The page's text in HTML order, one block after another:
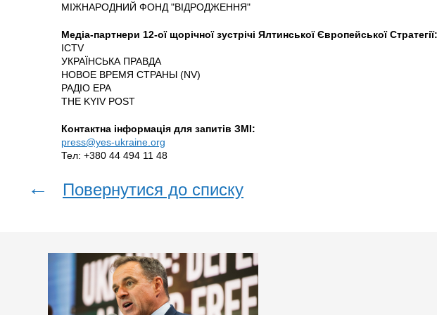
МІЖНАРОДНИЙ ФОНД "ВІДРОДЖЕННЯ"
Медіа-партнери 12-ої щорічної зустрічі Ялтинської Європейської Стратегії:
ICTV
УКРАЇНСЬКА ПРАВДА
НОВОЕ ВРЕМЯ СТРАНЫ (NV)
РАДІО ЕРА
THE KYIV POST
Контактна інформація для запитів ЗМІ:
press@yes-ukraine.org
Тел: +380 44 494 11 48
← Повернутися до списку